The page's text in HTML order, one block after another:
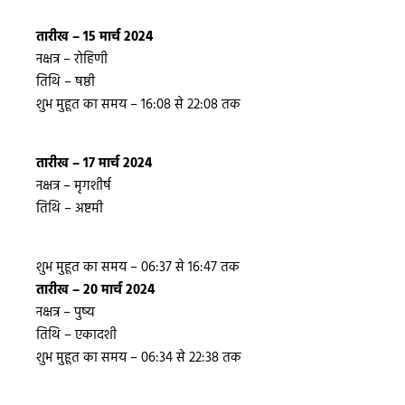
तारीख – 15 मार्च 2024
नक्षत्र – रोहिणी
तिथि – षष्ठी
शुभ मुहूत का समय – 16:08 से 22:08 तक
तारीख – 17 मार्च 2024
नक्षत्र – मृगशीर्ष
तिथि – अष्टमी
शुभ मुहूत का समय – 06:37 से 16:47 तक
तारीख – 20 मार्च 2024
नक्षत्र – पुष्य
तिथि – एकादशी
शुभ मुहूत का समय – 06:34 से 22:38 तक